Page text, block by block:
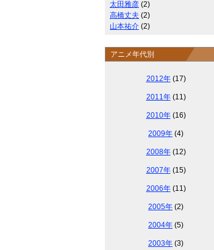
太田雅彦 (2)
高橋丈夫 (2)
山本祐介 (2)
アニメ年代別
2012年(17)
2011年(11)
2010年(16)
2009年 (4)
2008年(12)
2007年(15)
2006年(11)
2005年 (2)
2004年 (5)
2003年 (3)